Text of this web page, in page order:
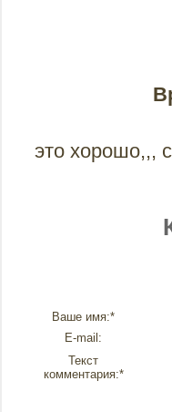
это хорошо,,,
Ваше имя:*
E-mail:
Текст
комментария:*